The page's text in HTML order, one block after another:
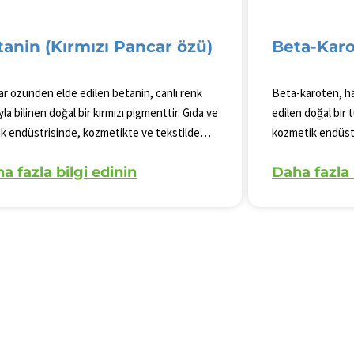
(Kırmızı Pancar özü)
özünden elde edilen betanin, canlı renk
bilinen doğal bir kırmızı pigmenttir. Gıda ve
endüstrisinde, kozmetikte ve tekstilde
Bitkisel kökenli olması onu vegan ve
fazla bilgi edinin
Beta-
Beta-karoten,
edilen doğal bir
kozmetik
renklendirme
Daha